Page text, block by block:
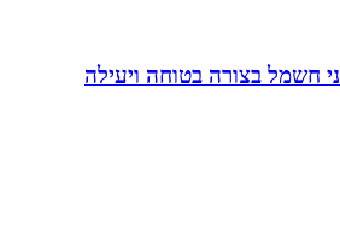
חשמל בצורה בטוחה ויעילה